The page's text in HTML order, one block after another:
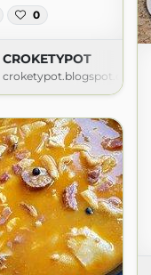
0
CROKETYPOT
croketypot.blogspot.com